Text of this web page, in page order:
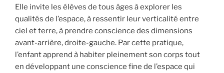
Elle invite les élèves de tous âges à explorer les
qualités de l’espace, à ressentir leur verticalité entre
ciel et terre, à prendre conscience des dimensions
avant-arrière, droite-gauche. Par cette pratique,
l’enfant apprend à habiter pleinement son corps tout
en développant une conscience fine de l’espace qui